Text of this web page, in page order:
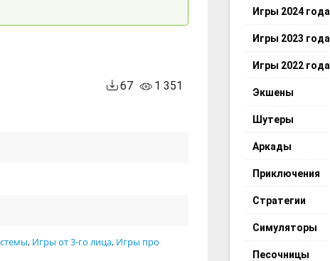
1 351
67
, Игры от 3-го лица, Игры про
Игры 2024 года
Игры 2023 года
Игры 2022 года
Экшены
Шутеры
Аркады
Приключения
Стратегии
Симуляторы
Песочницы